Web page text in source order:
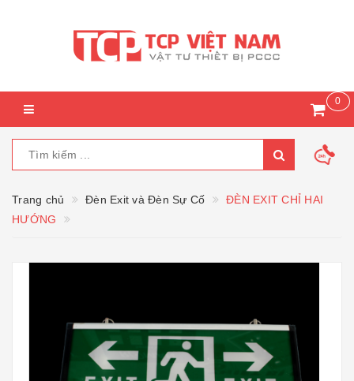
0
Trang chủ Đèn Exit và Đèn Sự Cố
ĐÈN EXIT CHỈ HAI
HƯỚNG